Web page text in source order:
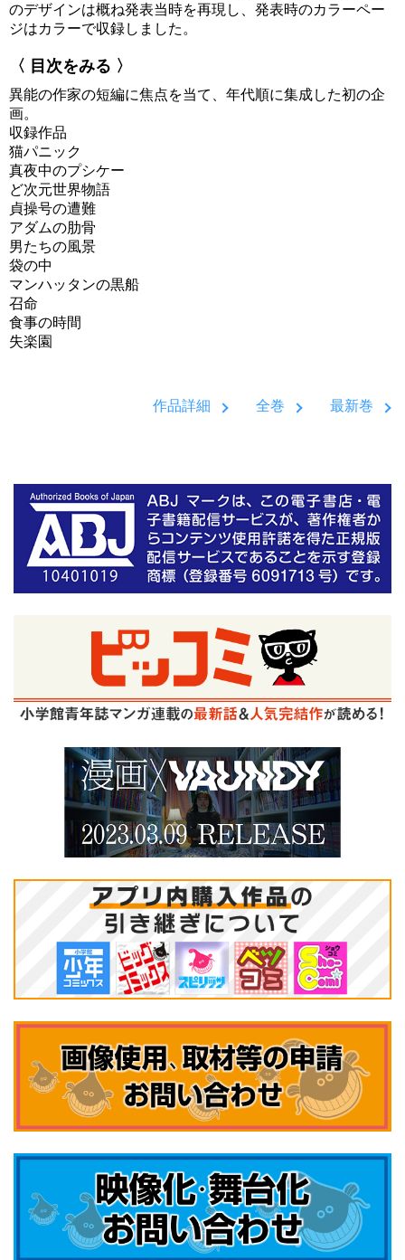
のデザインは概ね発表当時を再現し、発表時のカラーペー
ジはカラーで収録しました。
〈 目次をみる 〉
異能の作家の短編に焦点を当て、年代順に集成した初の企
画。
収録作品
猫パニック
真夜中のプシケー
ど次元世界物語
貞操号の遭難
アダムの肋骨
男たちの風景
袋の中
マンハッタンの黒船
召命
食事の時間
失楽園
作品詳細 全巻 最新巻